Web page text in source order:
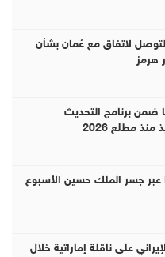
لاتفاق مع عُمان بشأن
هرمز
مشروعا ضمن برنامج التحديث
مطلع 2026
عبر جسر الملك حسين الأسبوع
على ناقلة إماراتية خلال